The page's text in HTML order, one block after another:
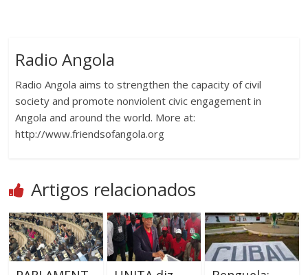
Radio Angola
Radio Angola aims to strengthen the capacity of civil
society and promote nonviolent civic engagement in
Angola and around the world. More at:
http://www.friendsofangola.org
Artigos relacionados